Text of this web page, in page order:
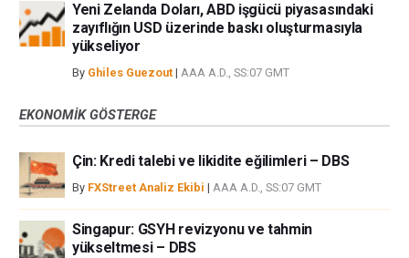
Yeni Zelanda Doları, ABD işgücü piyasasındaki
zayıflığın USD üzerinde baskı oluşturmasıyla
yükseliyor
By Ghiles Guezout | AAA A.D., SS:07 GMT
EKONOMIK GÖSTERGE
Çin: Kredi talebi ve likidite eğilimleri – DBS
By FXStreet Analiz Ekibi | AAA A.D., SS:07 GMT
Singapur: GSYH revizyonu ve tahmin
yükseltmesi – DBS